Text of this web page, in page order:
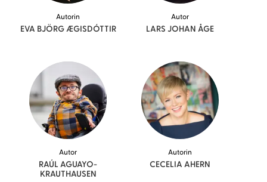
Autorin
EVA BJÖRGÆGISDÓTTIR
Autor
LARS JOHAN ÅGE
Autor
RAÚLAGUAYO-
KRAUTHAUSEN
Autorin
CECELIA AHERN